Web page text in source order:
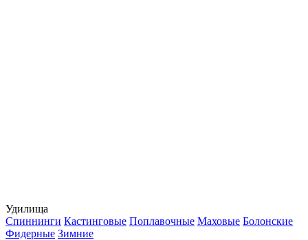
Удилища
Спиннинги Кастинговые Поплавочные Маховые Болонские
Фидерные Зимние